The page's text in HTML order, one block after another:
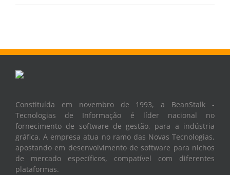
Constituída em novembro de 1993, a BeanStalk -
Tecnologias de Informação é líder nacional no
fornecimento de software de gestão, para a indústria
gráfica. A empresa atua no ramo das Novas Tecnologias,
apostando em desenvolvimento de software para nichos
de mercado específicos, compatível com diferentes
plataformas.